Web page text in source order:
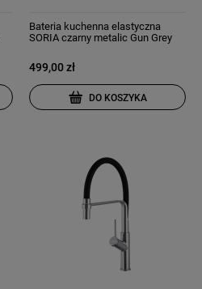
Bateria kuchenna elastyczna
SORIA czarny metalic Gun Grey
499,00 zł
DO KOSZYKA